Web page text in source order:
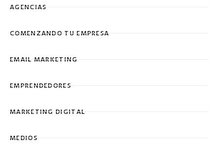
AGENCIAS
COMENZANDO TU EMPRESA
EMAIL MARKETING
EMPRENDEDORES
MARKETING DIGITAL
MEDIOS